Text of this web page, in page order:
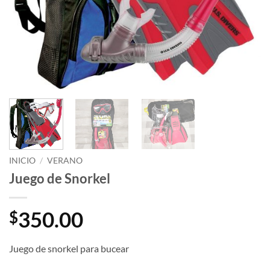
INICIO / VERANO
Juego de Snorkel
$350.00
Juego de snorkel para bucear